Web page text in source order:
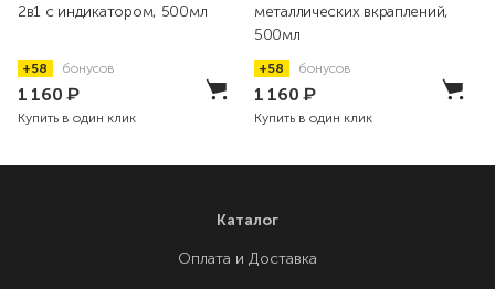
2в1 с индикатором, 500мл
+58 бонусов
1 160₽
Купить в один клик
металлических вкраплений,
500мл
+58 бонусов
1 160₽
Купить в один клик
Каталог
Оплата и Доставка